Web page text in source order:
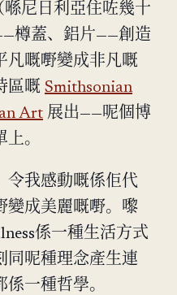
尼日利亞住咗幾十
樽蓋、鋁片——創造
凡嘅嘢變成非凡嘅
區嘅 Smithsonian
Art 展出——呢個博
。
令我感動嘅係佢代
變成美麗嘅嘢。嚟
係一種生活方式
同呢種理念產生連
一種哲學。